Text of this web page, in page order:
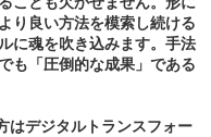
り良い方法を模索し続ける
に魂を吹き込みます。手法
も「圧倒的な成果」である
はデジタルトランスフォー